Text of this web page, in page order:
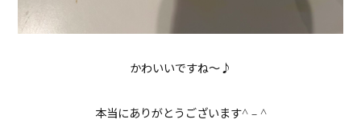
かわいいですね〜♪
本当にありがとうございます^ – ^